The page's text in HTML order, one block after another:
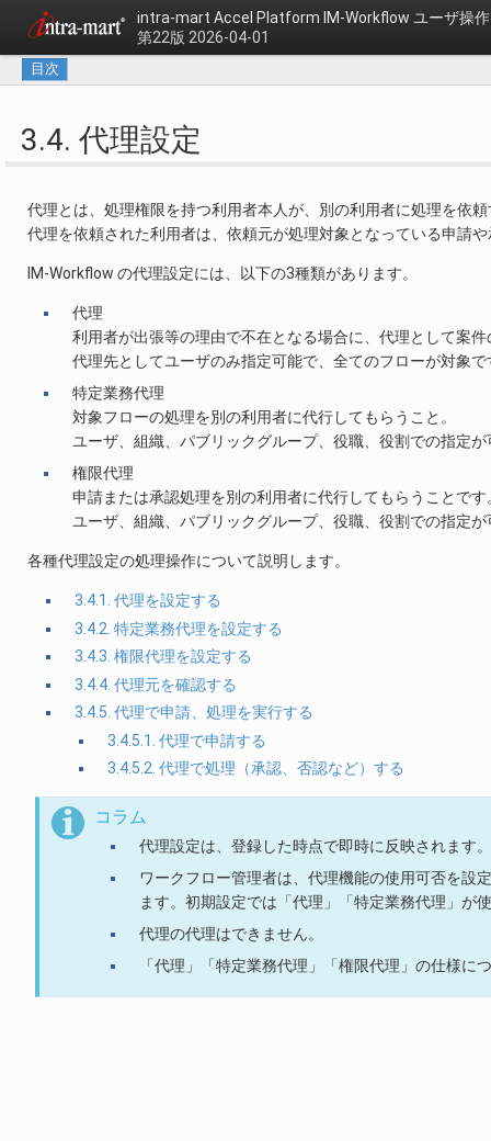
intra-mart Accel Platform IM-Workflow ユーザ操
第22版 2026-04-01
目次
3.4. 代理設定
代理とは、処理権限を持つ利用者本人が、別の利用者に処理を依
代理を依頼された利用者は、依頼元が処理対象となっている申請
IM-Workflow の代理設定には、以下の3種類があります。
代理
利用者が出張等の理由で不在となる場合に、代理として案
代理先としてユーザのみ指定可能で、全てのフローが対象で
特定業務代理
対象フローの処理を別の利用者に代行してもらうこと。
ユーザ、組織、パブリックグループ、役職、役割での指定
権限代理
申請または承認処理を別の利用者に代行してもらうことです
ユーザ、組織、パブリックグループ、役職、役割での指定
各種代理設定の処理操作について説明します。
3.4.1. 代理を設定する
3.4.2. 特定業務代理を設定する
3.4.3. 権限代理を設定する
3.4.4. 代理元を確認する
3.4.5. 代理で申請、処理を実行する
3.4.5.1. 代理で申請する
3.4.5.2. 代理で処理（承認、否認など）する
コラム
代理設定は、登録した時点で即時に反映されます。
ワークフロー管理者は、代理機能の使用可否を設
ます。初期設定では「代理」「特定業務代理」が
代理の代理はできません。
「代理」「特定業務代理」「権限代理」の仕様に